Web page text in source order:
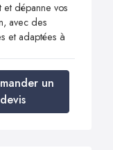
et dépanne vos
avec des
et adaptées à
un
devis